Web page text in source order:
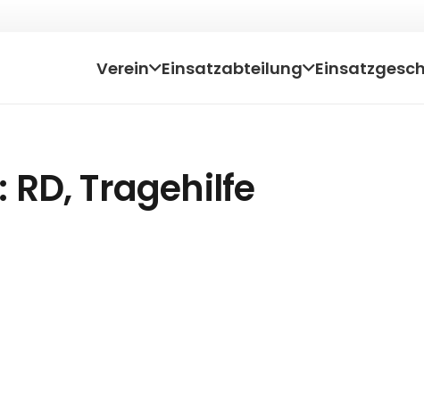
Verein Einsatzabteilung
RD, Tragehilfe